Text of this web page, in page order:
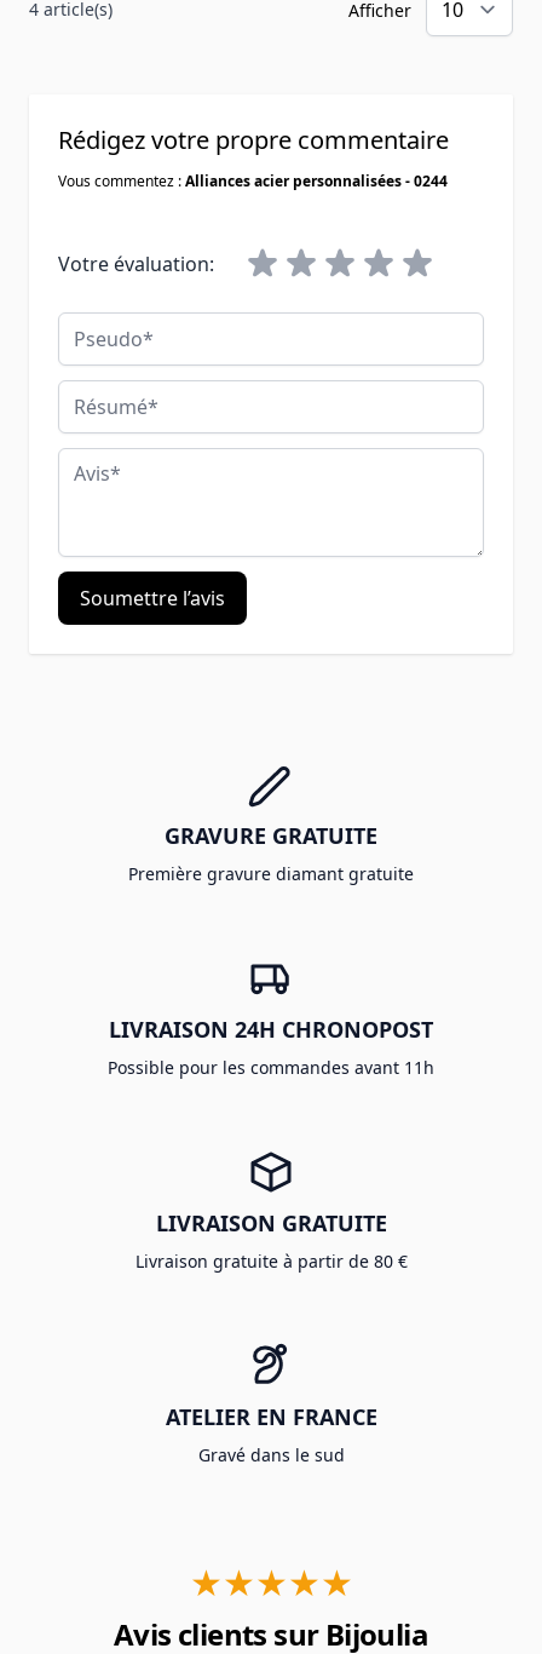
4 article(s) Afficher
Rédigez votre propre commentaire
Vous commentez :Alliances acier personnalisées - 0244
Votre évaluation:
Pseudo
Résumé
Avis
Soumettre l’avis
GRAVURE GRATUITE
Première gravure diamant gratuite
LIVRAISON 24H CHRONOPOST
Possible pour les commandes avant 11h
LIVRAISON GRATUITE
Livraison gratuite à partir de 80 €
ATELIER EN FRANCE
Gravé dans le sud
★★★★★
Avis clients sur Bijoulia